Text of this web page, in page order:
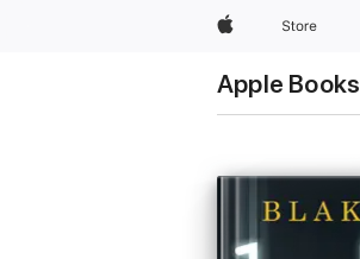
AppleStore
Apple Books